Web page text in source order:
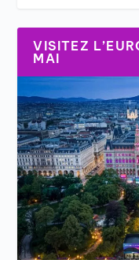
VISITEZ
MAI